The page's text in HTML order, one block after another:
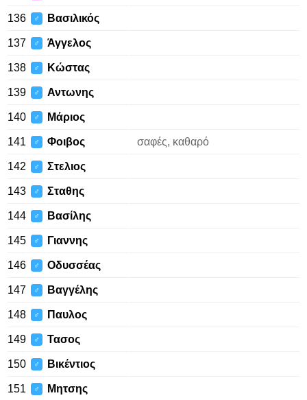
136 ♂ Βασιλικός
137 ♂ Άγγελος
138 ♂ Κώστας
139 ♂ Αντωνης
140 ♂ Μάριος
141 ♂ Φοιβος σαφές, καθαρό
142 ♂ Στελιος
143 ♂ Σταθης
144 ♂ Βασίλης
145 ♂ Γιαννης
146 ♂ Οδυσσέας
147 ♂ Βαγγέλης
148 ♂ Παυλος
149 ♂ Τασος
150 ♂ Βικέντιος
151 ♂ Μητσης